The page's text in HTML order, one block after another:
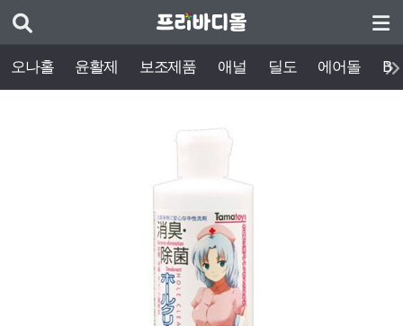
오나홀 윤활제 보조제품 애널 딜도 에어돌